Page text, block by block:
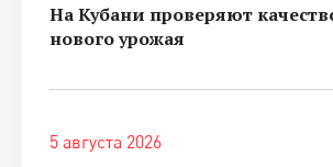
На Кубани проверяют
нового урожая
5 августа 2026